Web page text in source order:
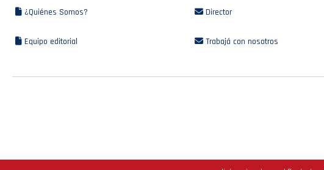
¿Quiénes Somos? Director
Equipo editorial Trabajá con nosotros